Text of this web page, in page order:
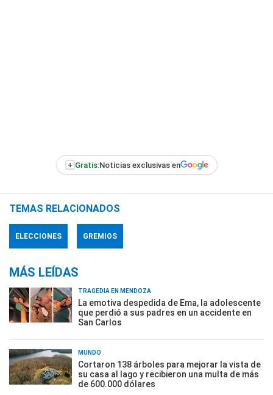
+ Gratis:Noticias exclusivas en
TEMAS RELACIONADOS
ELECCIONES GREMIOS
MÁS LEÍDAS
TRAGEDIA EN MENDOZA
La emotiva despedida de Ema, la adolescente
que perdió a sus padres en un accidente en
San Carlos
MUNDO
Cortaron 138 árboles para mejorar la vista de
su casa al lago y recibieron una multa de más
de 600.000 dólares